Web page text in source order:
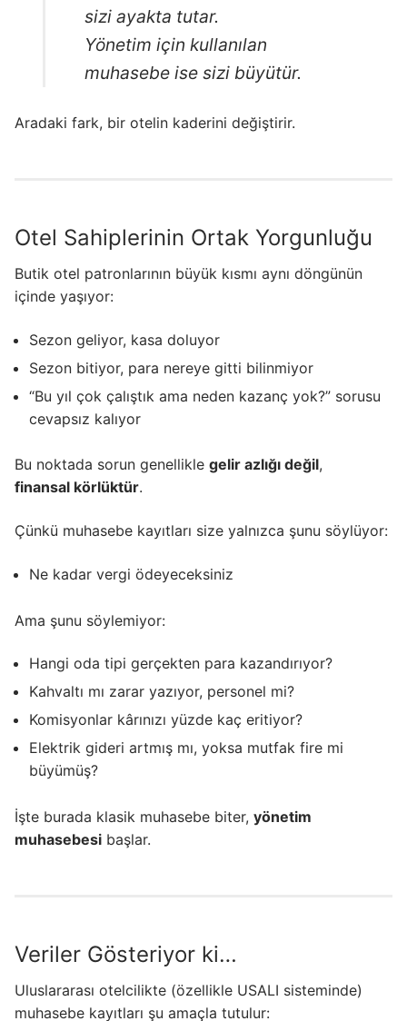
sizi ayakta tutar.
Yönetim için kullanılan
muhasebe ise sizi büyütür.
Aradaki fark, bir otelin kaderini değiştirir.
Otel Sahiplerinin Ortak Yorgunluğu
Butik otel patronlarının büyük kısmı aynı döngünün
içinde yaşıyor:
Sezon geliyor, kasa doluyor
Sezon bitiyor, para nereye gitti bilinmiyor
“Bu yıl çok çalıştık ama neden kazanç yok?” sorusu
cevapsız kalıyor
Bu noktada sorun genellikle gelir azlığı değil,
finansal körlüktür.
Çünkü muhasebe kayıtları size yalnızca şunu söylüyor:
Ne kadar vergi ödeyeceksiniz
Ama şunu söylemiyor:
Hangi oda tipi gerçekten para kazandırıyor?
Kahvaltı mı zarar yazıyor, personel mi?
Komisyonlar kârınızı yüzde kaç eritiyor?
Elektrik gideri artmış mı, yoksa mutfak fire mi
büyümüş?
İşte burada klasik muhasebe biter, yönetim
muhasebesi başlar.
Veriler Gösteriyor ki…
Uluslararası otelcilikte (özellikle USALI sisteminde)
muhasebe kayıtları şu amaçla tutulur: